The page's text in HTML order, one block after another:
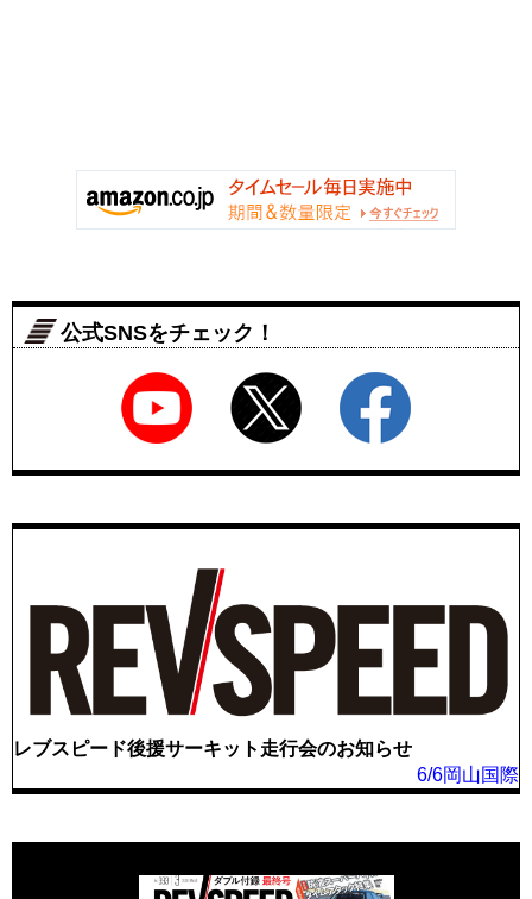
公式SNSをチェック！
レブスピード後援サーキット走行会のお知らせ
6/6岡山国際